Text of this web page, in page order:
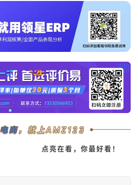
电商，就上AMZ123
点亮在看，你最好看！